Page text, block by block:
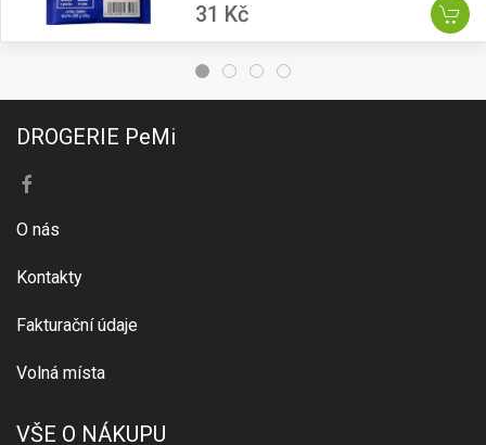
31 Kč
DROGERIE PeMi
O nás
Kontakty
Fakturační údaje
Volná místa
VŠE O NÁKUPU